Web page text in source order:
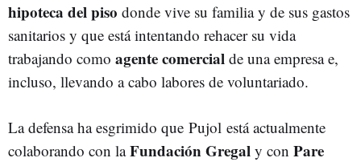
hipoteca del piso donde vive su familia y de sus gastos
sanitarios y que está intentando rehacer su vida
trabajando como agente comercial de una empresa e,
incluso, llevando a cabo labores de voluntariado.
La defensa ha esgrimido que Pujol está actualmente
colaborando con laFundación Gregal y con Pare